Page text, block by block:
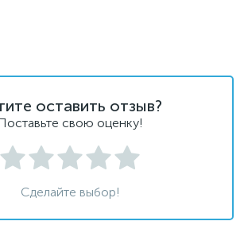
оставить отзыв?
свою оценку!
Сделайте выбор!